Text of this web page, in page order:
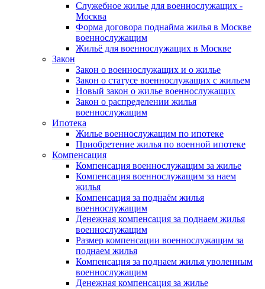
Служебное жилье для военнослужащих -
Москва
Форма договора поднайма жилья в Москве
военнослужащим
Жильё для военнослужащих в Москве
Закон
Закон о военнослужащих и о жилье
Закон о статусе военнослужащих с жильем
Новый закон о жилье военнослужащих
Закон о распределении жилья
военнослужащим
Ипотека
Жилье военнослужащим по ипотеке
Приобретение жилья по военной ипотеке
Компенсация
Компенсация военнослужащим за жилье
Компенсация военнослужащим за наем
жилья
Компенсация за поднаём жилья
военнослужащим
Денежная компенсация за поднаем жилья
военнослужащим
Размер компенсации военнослужащим за
поднаем жилья
Компенсация за поднаем жилья уволенным
военнослужащим
Денежная компенсация за жилье